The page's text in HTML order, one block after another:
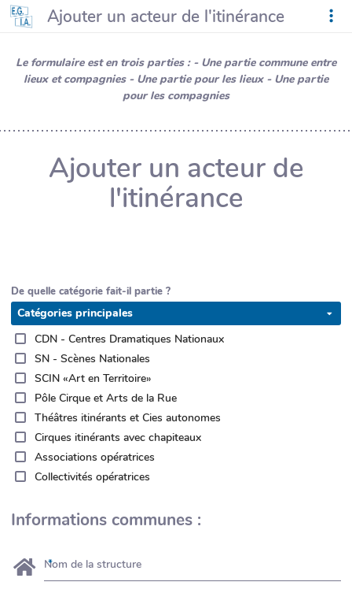
Ajouter un acteur de l'itinérance
Le formulaire est en trois parties : - Une partie commune entre
lieux et compagnies - Une partie pour les lieux - Une partie
pour les compagnies
Ajouter un acteur de
l'itinérance
De quelle catégorie fait-il partie ?
Catégories principales
CDN - Centres Dramatiques Nationaux
SN - Scènes Nationales
SCIN «Art en Territoire»
Pôle Cirque et Arts de la Rue
Théâtres itinérants et Cies autonomes
Cirques itinérants avec chapiteaux
Associations opératrices
Collectivités opératrices
Informations communes :
Nom de la structure